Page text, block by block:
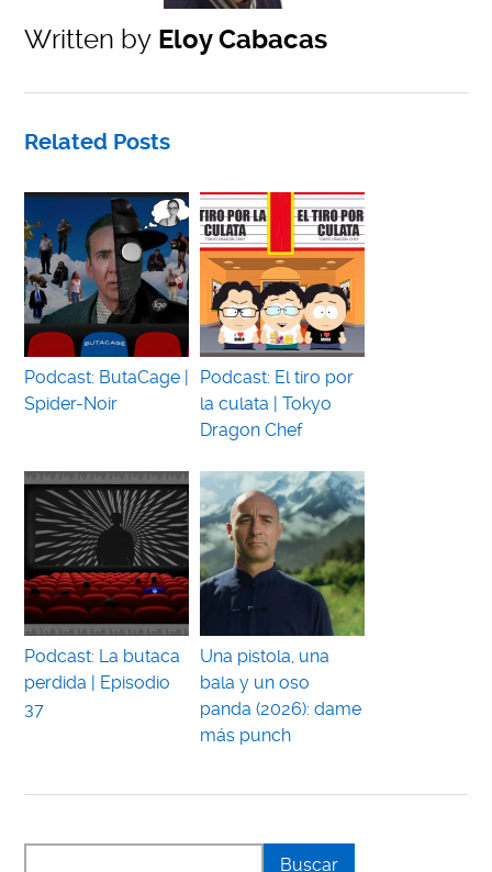
Written by Eloy Cabacas
Related Posts
Podcast: ButaCage |
Spider-Noir
Podcast: El tiro por
la culata | Tokyo
Dragon Chef
Podcast: La butaca
perdida | Episodio
37
Una pistola, una
bala y un oso
panda (2026): dame
más punch